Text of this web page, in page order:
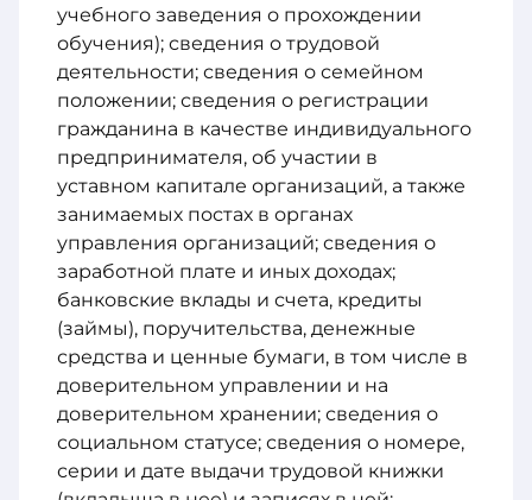
учебного заведения о прохождении
обучения); сведения о трудовой
деятельности; сведения о семейном
положении; сведения о регистрации
гражданина в качестве индивидуального
предпринимателя, об участии в
уставном капитале организаций, а также
занимаемых постах в органах
управления организаций; сведения о
заработной плате и иных доходах;
банковские вклады и счета, кредиты
(займы), поручительства, денежные
средства и ценные бумаги, в том числе в
доверительном управлении и на
доверительном хранении; сведения о
социальном статусе; сведения о номере,
серии и дате выдачи трудовой книжки